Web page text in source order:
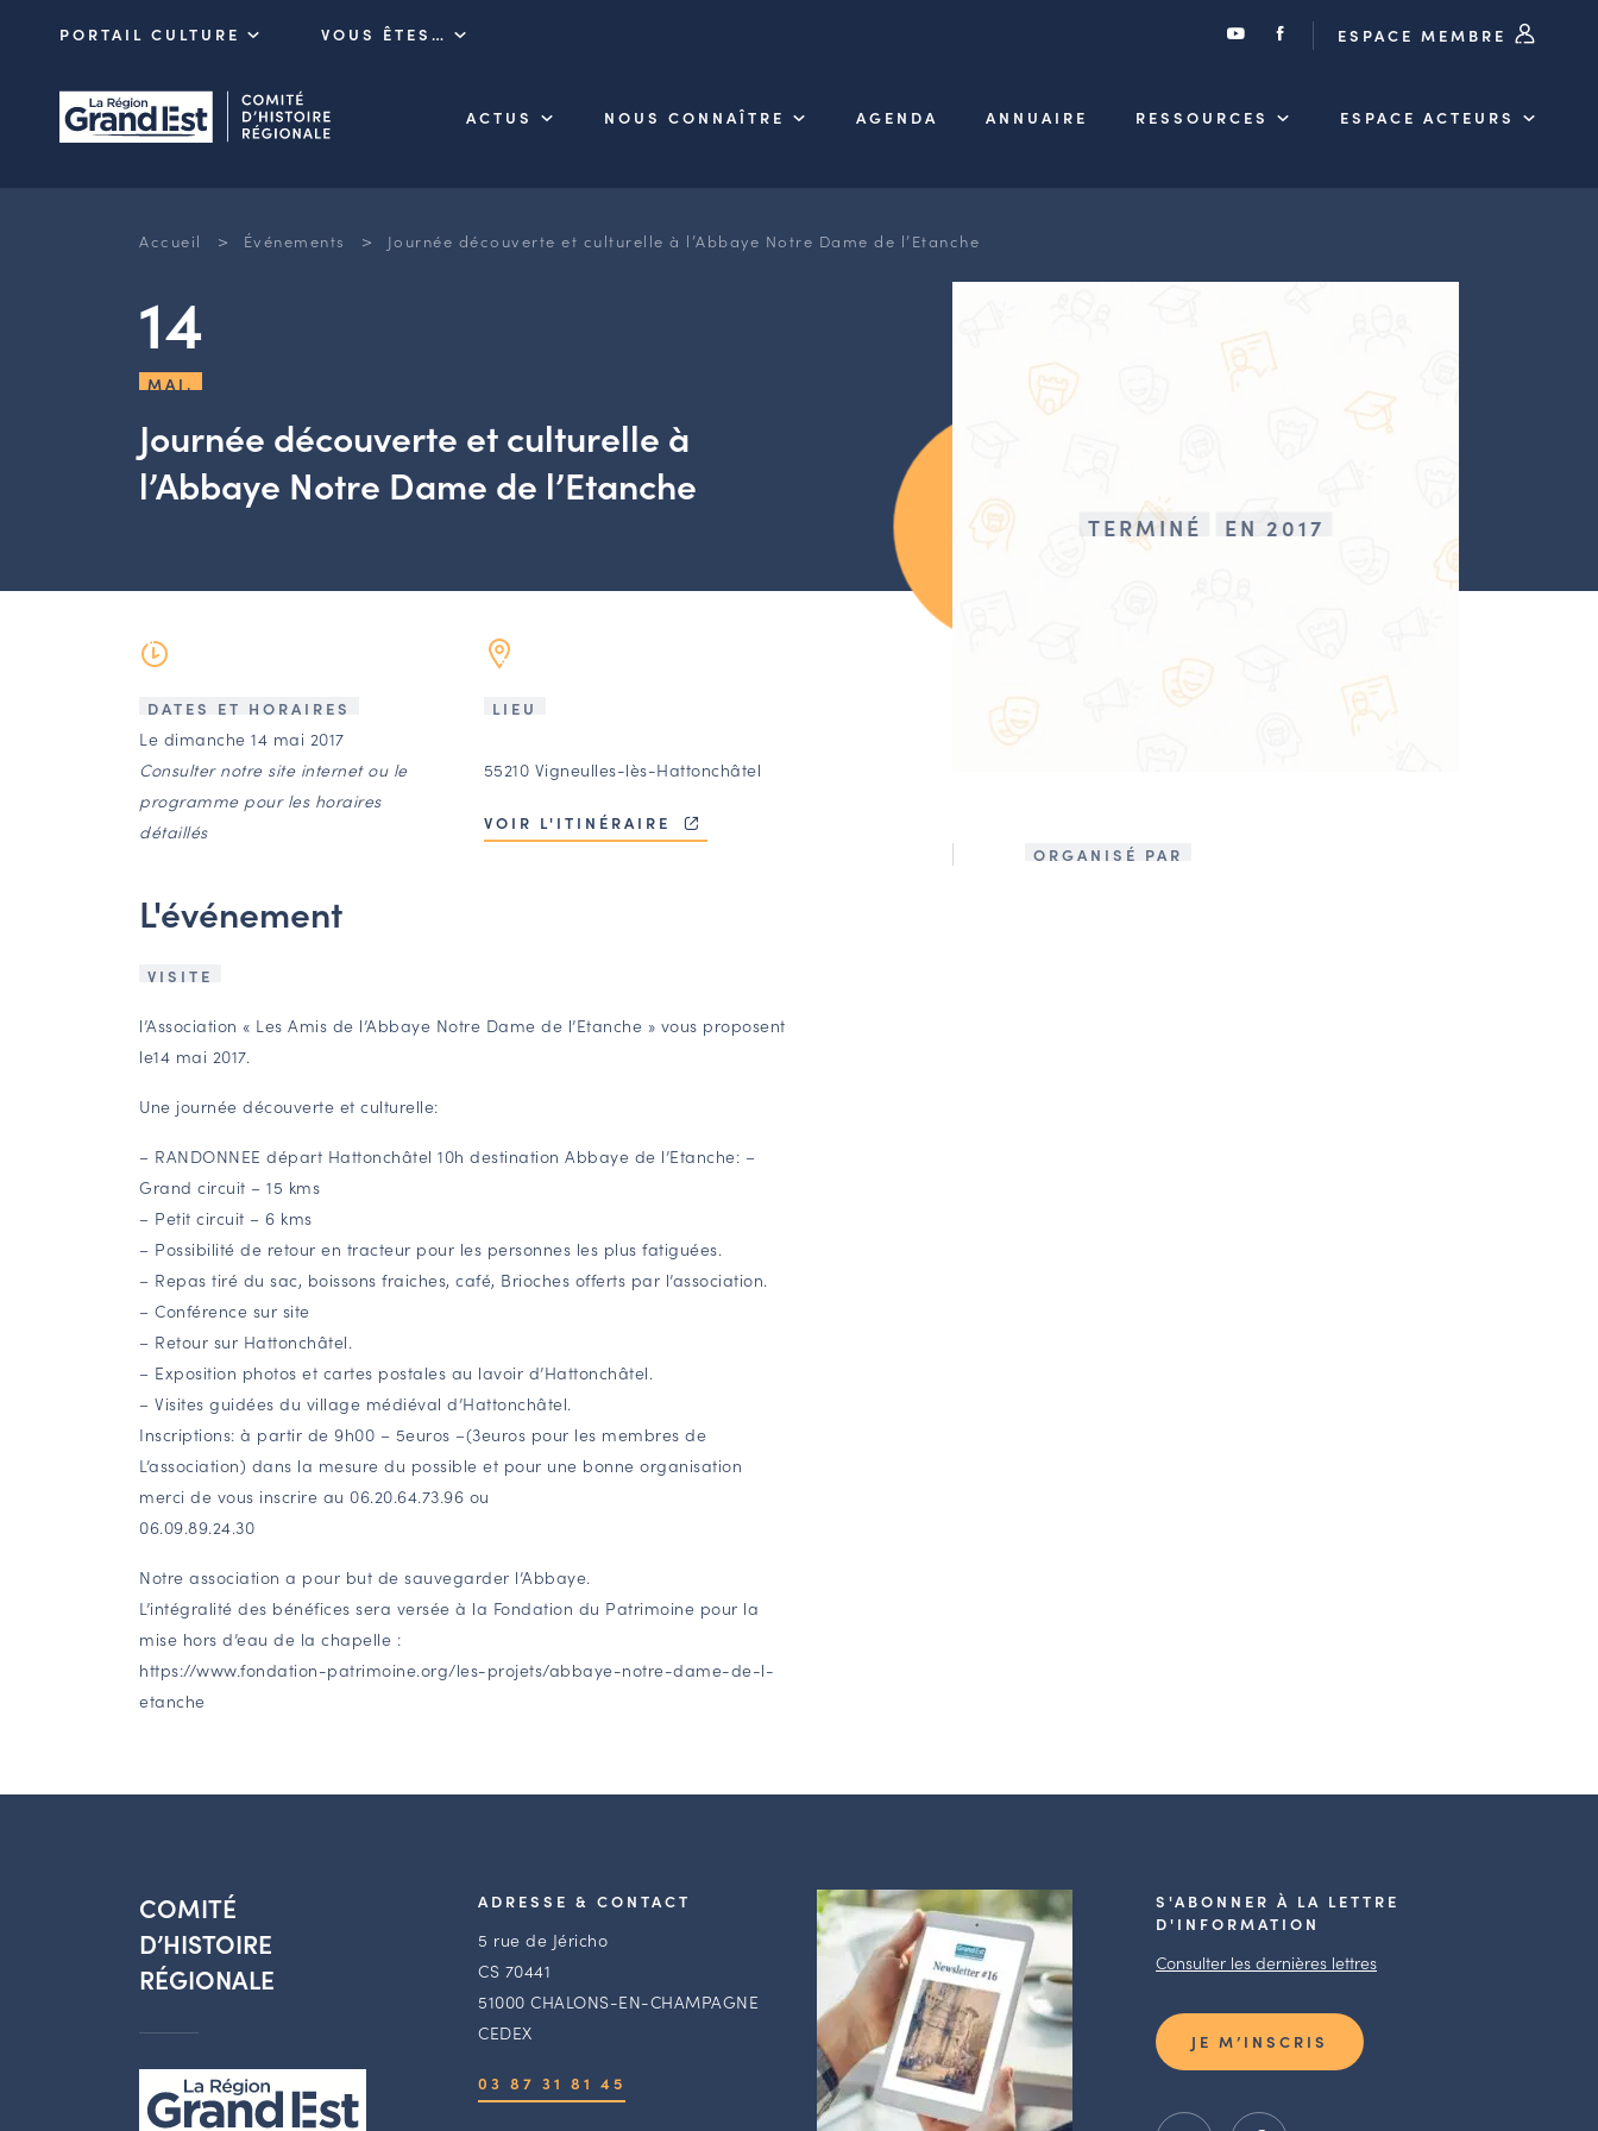
PORTAIL CULTURE VOUS ÊTES… ESPACE MEMBRE
ACTUS NOUS CONNAÎTRE AGENDA ANNUAIRE RESSOURCES ESPACE ACTEURS
Accueil > Événements > Journée découverte et culturelle à l’Abbaye Notre Dame de l’Etanche
14
MAI.
Journée découverte et culturelle à
l’Abbaye Notre Dame de l’Etanche
DATES ET HORAIRES
Le dimanche 14 mai 2017
Consulter notre site internet ou le
programme pour les horaires
détaillés
LIEU
55210 Vigneulles-lès-Hattonchâtel
VOIR L'ITINÉRAIRE
L'événement
VISITE
l’Association « Les Amis de l’Abbaye Notre Dame de l’Etanche » vous proposent
le14 mai 2017.
Une journée découverte et culturelle:
– RANDONNEE départ Hattonchâtel 10h destination Abbaye de l’Etanche: –
Grand circuit – 15 kms
– Petit circuit – 6 kms
– Possibilité de retour en tracteur pour les personnes les plus fatiguées.
– Repas tiré du sac, boissons fraiches, café, Brioches offerts par l’association.
– Conférence sur site
– Retour sur Hattonchâtel.
– Exposition photos et cartes postales au lavoir d’Hattonchâtel.
– Visites guidées du village médiéval d’Hattonchâtel.
Inscriptions: à partir de 9h00 – 5euros –(3euros pour les membres de
L’association) dans la mesure du possible et pour une bonne organisation
merci de vous inscrire au 06.20.64.73.96 ou
06.09.89.24.30
Notre association a pour but de sauvegarder l’Abbaye.
L’intégralité des bénéfices sera versée à la Fondation du Patrimoine pour la
mise hors d’eau de la chapelle :
https://www.fondation-patrimoine.org/les-projets/abbaye-notre-dame-de-l-
etanche
TERMINÉ EN 2017
ORGANISÉ PAR
COMITÉ
D’HISTOIRE
RÉGIONALE
ADRESSE & CONTACT
5 rue de Jéricho
CS 70441
51000 CHALONS-EN-CHAMPAGNE
CEDEX
03 87 31 81 45
S'ABONNER À LA LETTRE
D'INFORMATION
Consulter les dernières lettres
JE M’INSCRIS